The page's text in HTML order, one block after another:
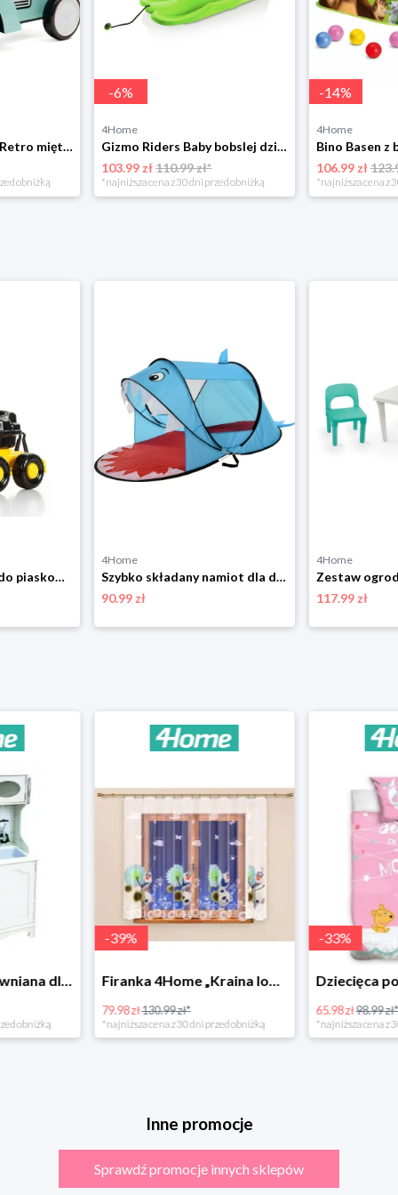
Leżaczek Baby Mix Retro miętowy, 27 x 25 x 58 cm 4-Home
obniżką
-6%
4Home
Gizmo Riders Baby bobslej dziecięcy, mystic zielony 4-Home
103.99 zł110.99 zł*
*najniższa cena z 30 dni przed obniżką
-14%
4Home
106.99 zł
*najniższa cena z
Dziecięca koparka do piaskownicy, 72 cm cm 4-Home
4Home
Szybko składany namiot dla dzieci z ochroną UV50+, dekor rekina, 182 x 100 x wys. 86 cm 4-Home
90.99 zł
4Home
117.99 zł
Bino Kuchnia drewniana dla dzieci Provence
obniżką
-39%
Firanka 4Home „Kraina lodu” (Frozen)
79.98 zł130.99 zł*
*najniższa cena z 30 dni przed obniżką
-33%
65.98 zł98.99 zł*
*najniższa cena z
Inne promocje
Sprawdź promocje innych sklepów